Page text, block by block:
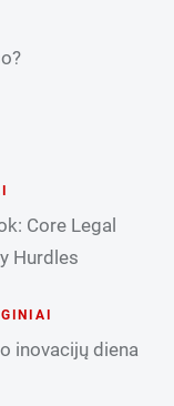
Core Legal
Hurdles
inovacijų diena